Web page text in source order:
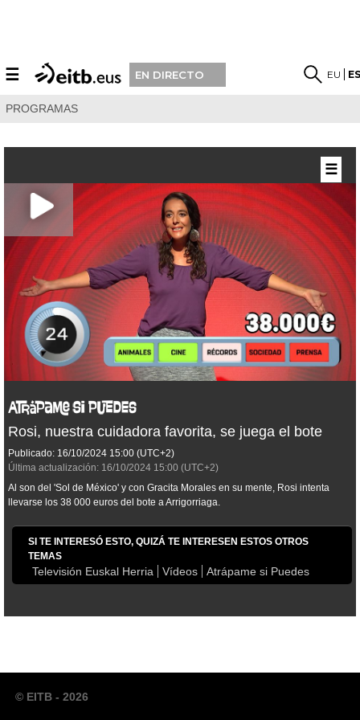
☰ EN DIRECTO EU
PROGRAMAS
Rosi, nuestra cuidadora favorita, se juega el bote
Publicado: 16/10/2024 15:00 (UTC+2)
Última actualización: 16/10/2024 15:00 (UTC+2)
Al son del 'Sol de México' y con Gracita Morales en su mente, Rosi intenta
llevarse los 38 000 euros del bote a Arrigorriaga.
SI TE INTERESÓ ESTO, QUIZÁ TE INTERESEN ESTOS OTROS
TEMAS
Televisión Euskal Herria Vídeos Atrápame si Puedes
☰
© EITB - 2026